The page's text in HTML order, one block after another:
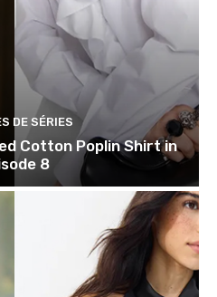
DE SÉRIES
Cotton Poplin Shirt in
8